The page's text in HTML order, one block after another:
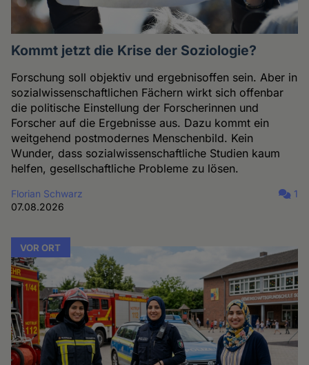
Kommt jetzt die Krise der Soziologie?
Forschung soll objektiv und ergebnisoffen sein. Aber in
sozialwissenschaftlichen Fächern wirkt sich offenbar
die politische Einstellung der Forscherinnen und
Forscher auf die Ergebnisse aus. Dazu kommt ein
weitgehend postmodernes Menschenbild. Kein
Wunder, dass sozialwissenschaftliche Studien kaum
helfen, gesellschaftliche Probleme zu lösen.
Florian Schwarz
07.08.2026
1
VOR ORT